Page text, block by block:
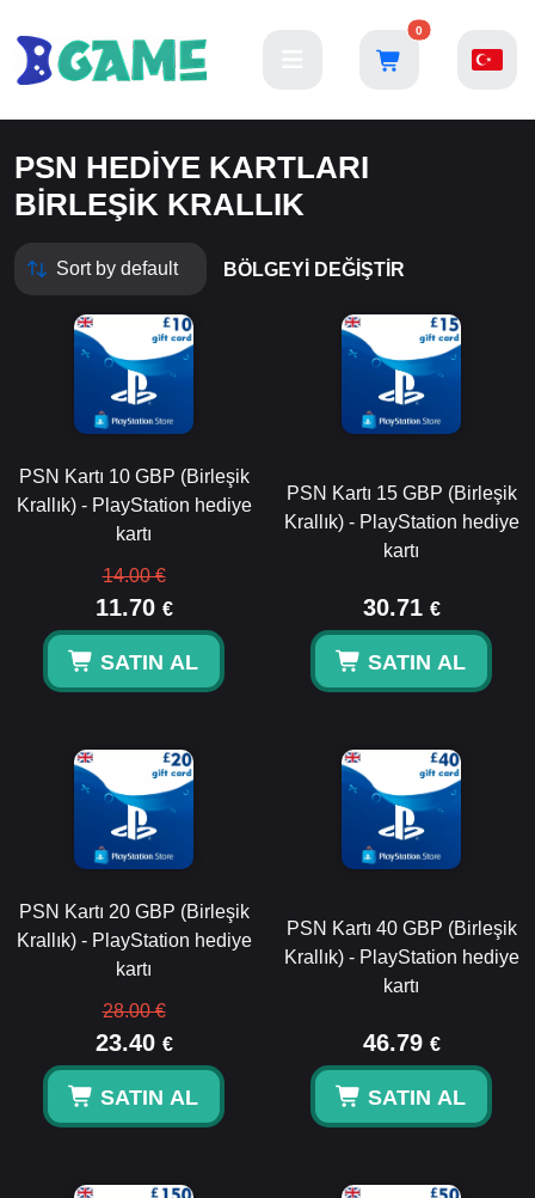
0
PSN HEDIYE KARTLARI
BIRLEŞIK KRALLIK
BÖLGEYI DEĞIŞTIR
PSN Kartı 10 GBP (Birleşik
Krallık) - PlayStation hediye
kartı
14.00 €
11.70 €
SATIN AL
PSN Kartı 15 GBP (Birleşik
Krallık) - PlayStation hediye
kartı
30.71 €
SATIN AL
PSN Kartı 20 GBP (Birleşik
Krallık) - PlayStation hediye
kartı
28.00 €
23.40 €
SATIN AL
PSN Kartı 40 GBP (Birleşik
Krallık) - PlayStation hediye
kartı
46.79 €
SATIN AL